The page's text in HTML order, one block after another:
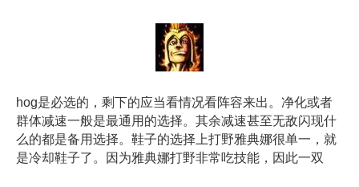
hog是必选的，剩下的应当看情况看阵容来出。净化或者
群体减速一般是最通用的选择。其余减速甚至无敌闪现什
么的都是备用选择。鞋子的选择上打野雅典娜很单一，就
是冷却鞋子了。因为雅典娜打野非常吃技能，因此一双